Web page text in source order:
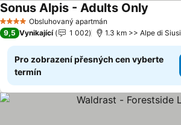
4 Počet hvězdiček
Obsluhovaný apartmán
Sonus Alpis - Adults Only
9,5 Vynikající 1 002 1.3 km >> Alpe di Siusi
Pro zobrazení přesných cen vyberte
termín